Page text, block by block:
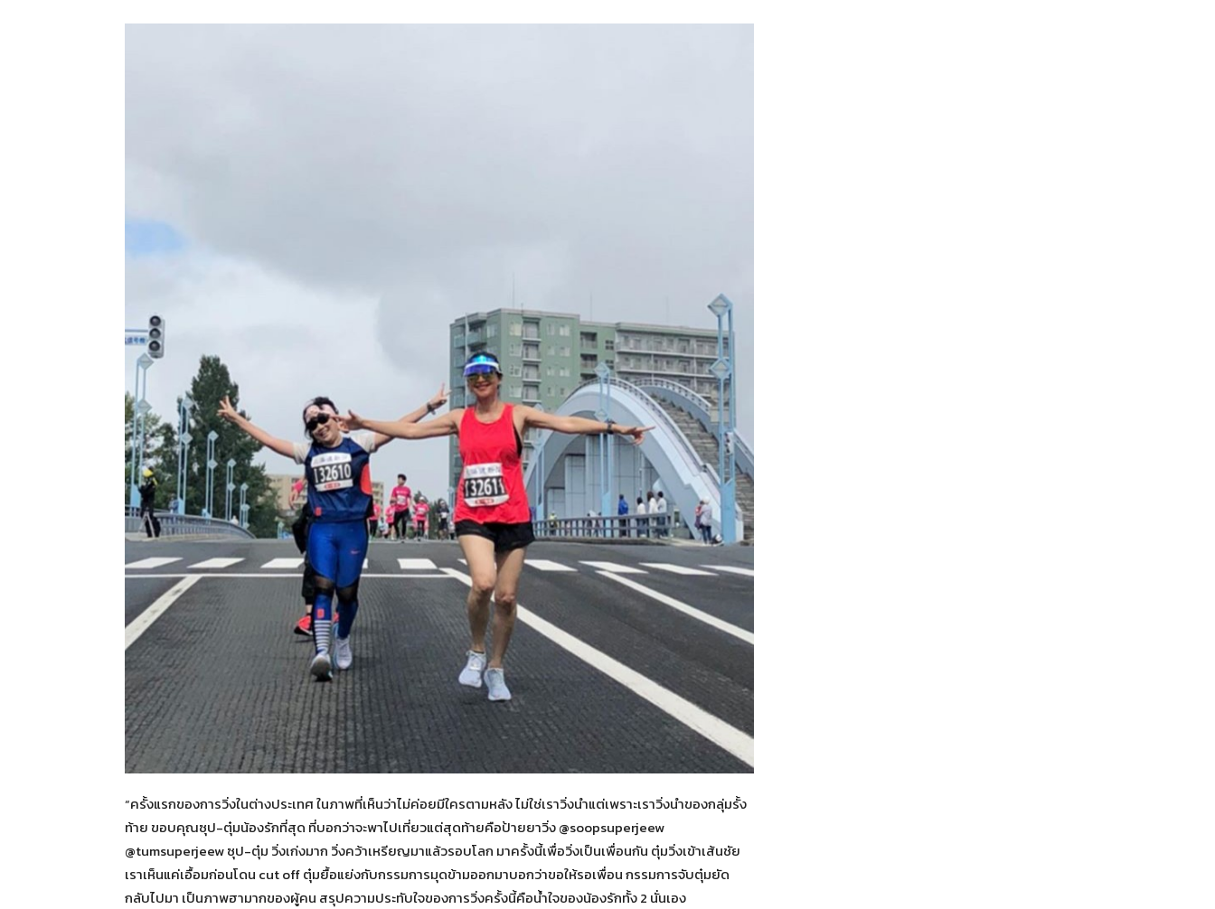
“ครั้งแรกของการวิ่งในต่างประเทศ ในภาพที่เห็นว่าไม่ค่อยมีใครตามหลัง ไม่ใช่เราวิ่งนำแต่เพราะเราวิ่งนำของกลุ่มรั้ง
ท้าย ขอบคุณซุป-ตุ๋มน้องรักที่สุด ที่บอกว่าจะพาไปเที่ยวแต่สุดท้ายคือป้ายยาวิ่ง @soopsuperjeew
@tumsuperjeew ซุป-ตุ๋ม วิ่งเก่งมาก วิ่งคว้าเหรียญมาแล้วรอบโลก มาครั้งนี้เพื่อวิ่งเป็นเพื่อนกัน ตุ๋มวิ่งเข้าเส้นชัย
เราเห็นแค่เอื้อมก่อนโดน cut off ตุ๋มยื้อแย่งกับกรรมการมุดข้ามออกมาบอกว่าขอให้รอเพื่อน กรรมการจับตุ๋มยัด
กลับไปมา เป็นภาพฮามากของผู้คน สรุปความประทับใจของการวิ่งครั้งนี้คือน้ำใจของน้องรักทั้ง 2 นั่นเอง